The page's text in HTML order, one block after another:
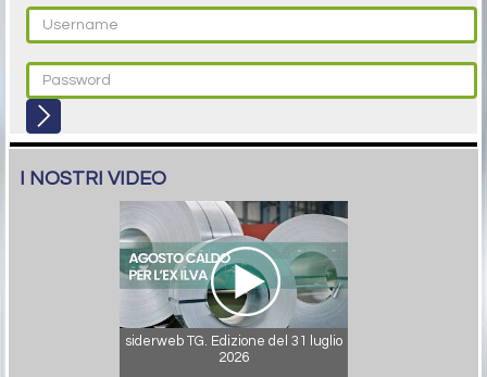
I NOSTRI VIDEO
siderweb TG. Edizione del 31 luglio
2026